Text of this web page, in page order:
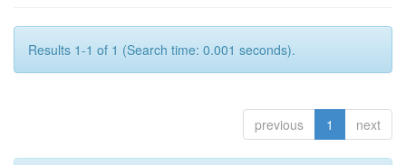
Results 1-1 of 1 (Search time: 0.001 seconds).
previous 1 next